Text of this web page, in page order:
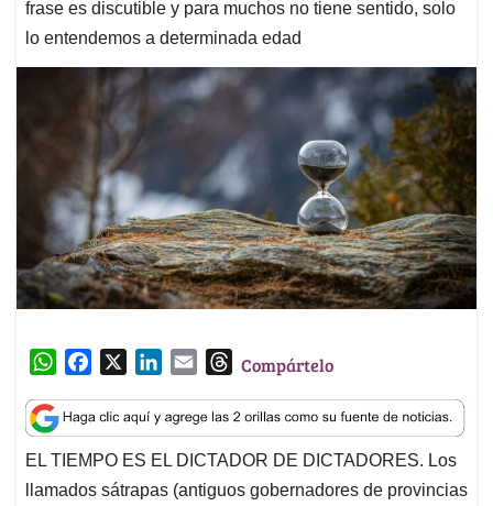
frase es discutible y para muchos no tiene sentido, solo
lo entendemos a determinada edad
W
a
t
s
A
c
e
b
o
n
k
e
d
a
i
l
T
r
e
a
d
Compártelo
EL TIEMPO ES EL DICTADOR DE DICTADORES. Los
llamados sátrapas (antiguos gobernadores de provincias